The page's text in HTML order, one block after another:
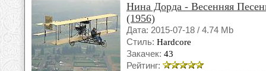
Нина Дорда - Весенняя
(1956)
Дата: 2015-07-18 / 4.74 Mb
Стиль: Hardcore
Закачек: 43
Рейтинг: